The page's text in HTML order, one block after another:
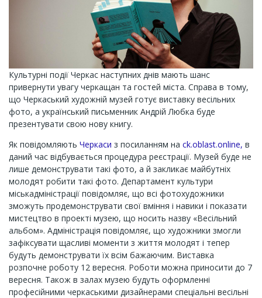
Культурні події Черкас наступних днів мають шанс
привернути увагу черкащан та гостей міста. Справа в тому,
що Черкаський художній музей готує виставку весільних
фото, а український письменник Андрій Любка буде
презентувати свою нову книгу.
Як повідомляють Черкаси з посиланням на ck.oblast.online, в
даний час відбувається процедура реєстрації. Музей буде не
лише демонструвати такі фото, а й закликає майбутніх
молодят робити такі фото. Департамент культури
міськадміністрації повідомляє, що всі фотохудожники
зможуть продемонструвати свої вміння і навики і показати
мистецтво в проекті музею, що носить назву «Весільний
альбом». Адміністрація повідомляє, що художники змогли
зафіксувати щасливі моменти з життя молодят і тепер
будуть демонструвати їх всім бажаючим. Виставка
розпочне роботу 12 вересня. Роботи можна приносити до 7
вересня. Також в залах музею будуть оформленні
професійними черкаськими дизайнерами спеціальні весільні